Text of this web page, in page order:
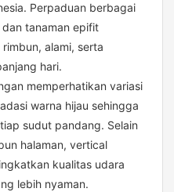
Perpaduan berbagai
tanaman epifit
alami, serta
hari.
memperhatikan variasi
warna hijau sehingga
sudut pandang. Selain
halaman, vertical
kualitas udara
lebih nyaman.